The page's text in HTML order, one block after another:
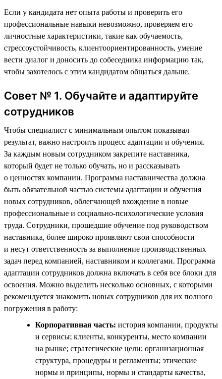
Если у кандидата нет опыта работы и проверить его
профессиональные навыки невозможно, проверяем его
личностные характеристики, такие как обучаемость,
стрессоустойчивость, клиентоориентированность, умение
вести диалог и доносить до собеседника информацию так,
чтобы захотелось с этим кандидатом общаться дальше.
Совет № 1. Обучайте и адаптируйте
сотрудников
Чтобы специалист с минимальным опытом показывал
результат, важно настроить процесс адаптации и обучения.
За каждым новым сотрудником закрепите наставника,
который будет не только обучать, но и рассказывать
о ценностях компании. Программа наставничества должна
быть обязательной частью системы адаптации и обучения
новых сотрудников, облегчающей вхождение в новые
профессиональные и социально-психологические условия
труда. Сотрудники, прошедшие обучение под руководством
наставника, более широко проявляют свои способности
и несут ответственность за выполнение производственных
задач перед компанией, наставником и коллегами. Программа
адаптации сотрудников должна включать в себя все блоки для
освоения. Можно выделить несколько основных, с которыми
рекомендуется знакомить новых сотрудников для их полного
погружения в работу:
Корпоративная часть: история компании, продукты
и сервисы; клиенты, конкуренты, место компании
на рынке; стратегические цели; организационная
структура, процедуры и регламенты; этические
нормы и принципы, нормы и стандарты качества,